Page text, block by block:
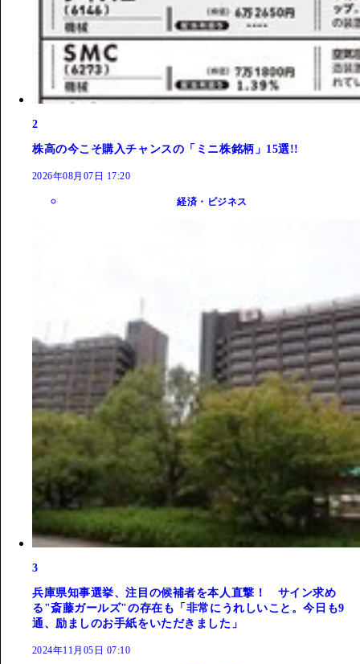
2
株高の今こそ購入チャンスの「ミニ株銘柄」15選!!
2026年08月07日 17:20
経済・ビジネス
3
兵庫県知事選挙、注目の候補者を本人直撃！ サイン求め
る"斎藤ガールズ"の存在も「非常にうれしいこと。今日も9
通、励ましのお手紙をいただきました」
2024年11月05日 07:10